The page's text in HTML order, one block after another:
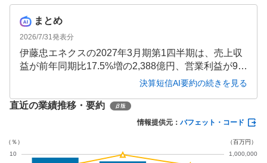
まとめ
2026/7/31発表分
伊藤忠エネクスの2027年3月期第1四半期は、売上収
益が前年同期比17.5%増の2,388億円、営業利益が96.
0%増の116億円、当社株主帰属の四半期純利益が15
カーライフ・産業ビジネス両事業での一過性利益が
決算短信AI要約の続きを見る
直近の業績推移・要約
情報提供元： バフェット・コード